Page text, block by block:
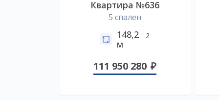
Квартира №636
5 спален
148,2
м
2
111 950 280